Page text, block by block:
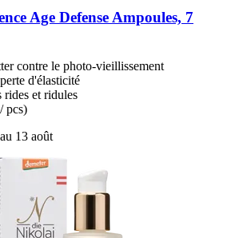
Age Defense Ampoules, 7
contre le photo-vieillissement
d'élasticité
rides et ridules
pcs)
13 août